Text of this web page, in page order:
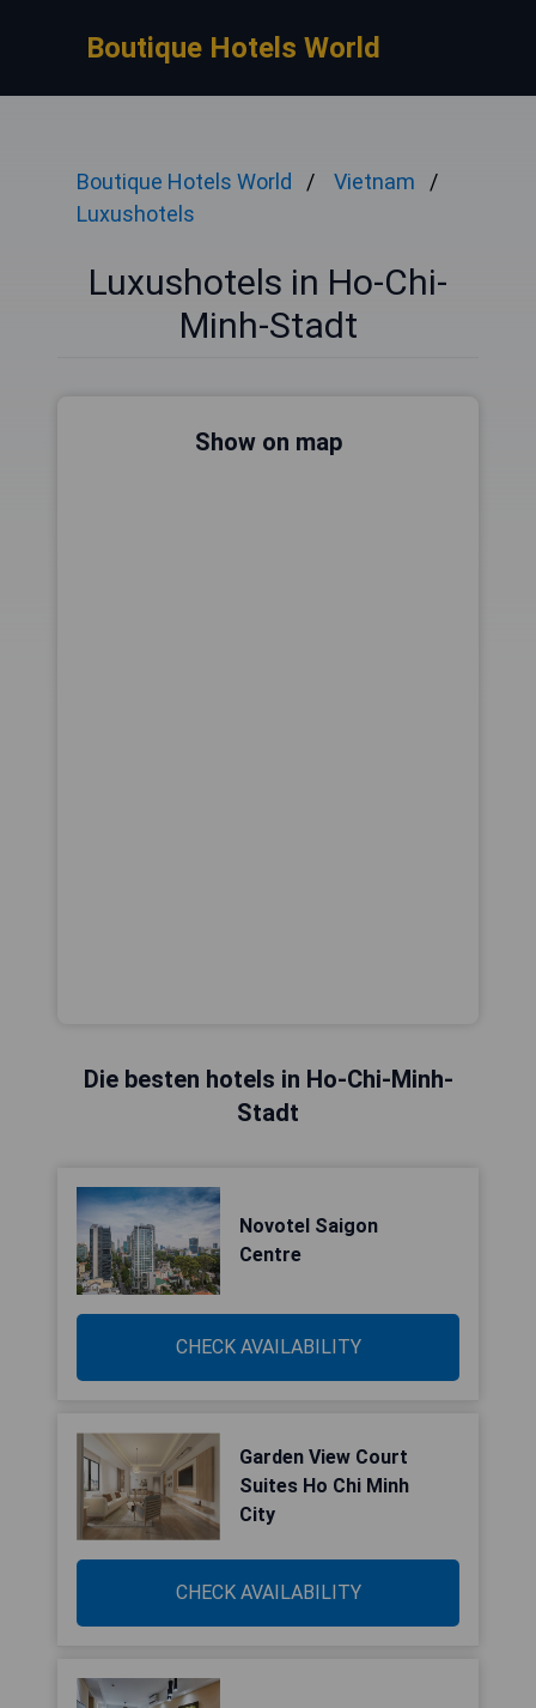
Boutique Hotels World
Boutique Hotels World
Vietnam
Luxushotels
Luxushotels in Ho-Chi-
Minh-Stadt
Show on map
Die besten hotels in Ho-Chi-Minh-
Stadt
Novotel Saigon
Centre
CHECK AVAILABILITY
Garden View Court
Suites Ho Chi Minh
City
CHECK AVAILABILITY